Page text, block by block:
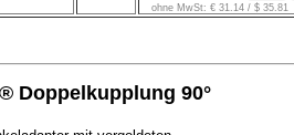
ohne MwSt: € 31.14 / $ 35.81
Doppelkupplung 90°